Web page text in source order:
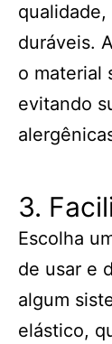
duráveis.
o material
evitando
3.
Escolha
de usar e
algum
elástico,